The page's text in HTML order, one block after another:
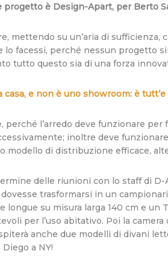
progetto è Design-Apart, per Berto
mettendo su un’aria di
lo facessi, perché nessun progetto
tutto questo sia di una forza
casa, e non è uno showroom: è tutt’e
perché l’arredo deve funzionare
inoltre deve
modello di distribuzione efficace,
delle riunioni con lo staff di
trasformarsi in un
longue su misura larga 140 cm e
per l’uso abitativo. Poi la
anche due modelli di divani
a NY!